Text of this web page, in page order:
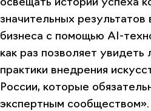
значительных результатов
бизнеса с помощью AI-
как раз позволяет
практики внедрения
России, которые
экспертным сообществом».